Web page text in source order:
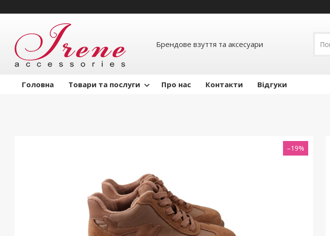
Брендове взуття та аксесуари
Головна Товари та послуги Про нас Контакти Відгуки
–19%